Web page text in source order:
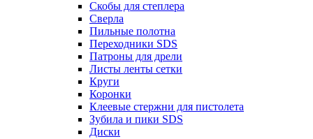
Скобы для степлера
Сверла
Пильные полотна
Переходники SDS
Патроны для дрели
Листы ленты сетки
Круги
Коронки
Клеевые стержни для пистолета
Зубила и пики SDS
Диски